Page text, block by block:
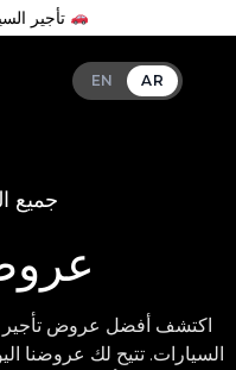
EN AR
جميع
اكتشف أفضل عروض تأجير
السيارات. تتيح لك عروضنا